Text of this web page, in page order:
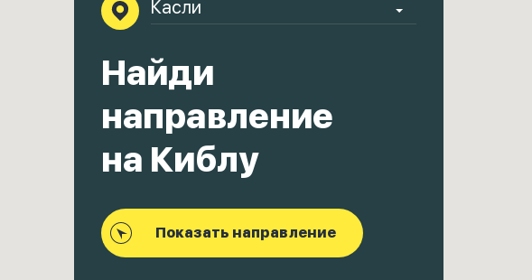
Найди
направление
на Киблу
Показать направление